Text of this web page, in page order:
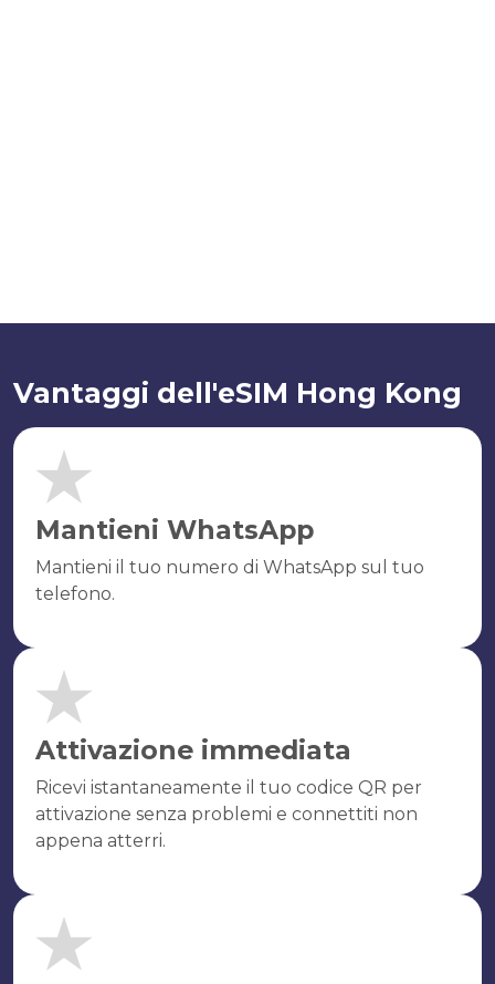
Vantaggi dell'eSIM Hong Kong
Mantieni WhatsApp
Mantieni il tuo numero di WhatsApp sul tuo
telefono.
Attivazione immediata
Ricevi istantaneamente il tuo codice QR per
attivazione senza problemi e connettiti non
appena atterri.